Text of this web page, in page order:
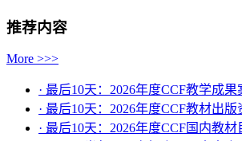
推荐内容
More >>>
· 最后10天：2026年度CCF教学成果
· 最后10天：2026年度CCF教材出版
· 最后10天：2026年度CCF国内教材